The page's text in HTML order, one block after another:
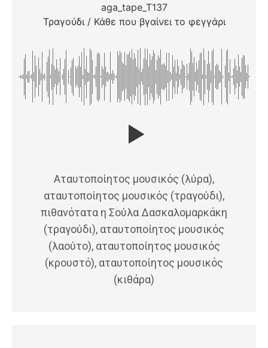
aga_tape_T137
Τραγούδι / Κάθε που βγαίνει το φεγγάρι
Αταυτοποίητος μουσικός (λύρα),
αταυτοποίητος μουσικός (τραγούδι),
πιθανότατα η Σούλα Δασκαλομαρκάκη
(τραγούδι), αταυτοποίητος μουσικός
(λαούτο), αταυτοποίητος μουσικός
(κρουστό), αταυτοποίητος μουσικός
(κιθάρα)